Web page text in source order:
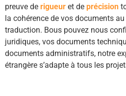
preuve de rigueur et de précision
la cohérence de vos documents
traduction. Bous pouvez nous
juridiques, vos documents
documents administratifs, notre
étrangère s’adapte à tous les